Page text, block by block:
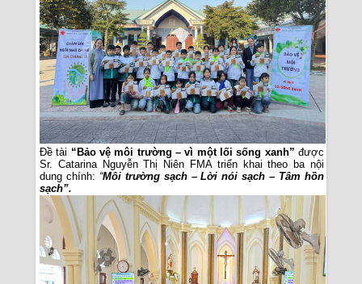
Đề tài “Bảo vệ môi trường – vì một lối sống xanh”được
Sr. Catarina Nguyễn Thị Niên FMA triển khai theo ba nội
dung chính: “Môi trường sạch – Lời nói sạch – Tâm hồn
sạch”.